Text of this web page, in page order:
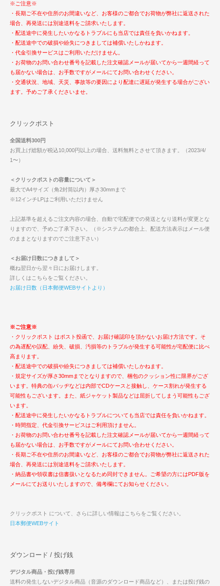
※ご注意※
・長期ご不在や住所のお間違いなど、お客様のご都合でお荷物が弊社に返送された
場合、再発送には別途送料をご請求いたします。
・配送途中に発生したいかなるトラブルにも当店では責任を負いかねます。
・配送途中での破損や紛失につきましては補償いたしかねます。
・代金引換サービスはご利用いただけません。
・お荷物のお問い合わせ番号を記載した注文確認メールが届いてから一週間経って
も届かない場合は、お手数ですがメールにてお問い合わせください。
・交通状況、地域、天災、事故等の要因により配達に遅延が発生する場合がござい
ます。予めご了承くださいませ。
クリックポスト
全国送料300円
お買上げ総額が税込10,000円以上の場合、送料無料とさせて頂きます。（2023/4/
1〜）
＜クリックポストの容量について＞
最大でA4サイズ（角2封筒以内）厚さ30mmまで
※12インチLPはご利用いただけません
上記基準を超えるご注文内容の場合、自動で宅配便での発送となり送料が変更とな
りますので、予めご了承下さい。（※システムの都合上、配送方法表示はメール便
のままとなりますのでご注意下さい）
＜お届け日数につきまして＞
概ね翌日から翌々日にお届けします。
詳しくはこちらをご覧ください。
お届け日数（日本郵便WEBサイトより）
※ご注意※
・クリックポスト はポスト投函で、お届け確認印を頂かないお届け方法です。そ
の為遅配や誤配、紛失、破損、汚損等のトラブルが発生する可能性が宅配便に比べ
高まります。
・配送途中での破損や紛失につきましては補償いたしかねます。
・規定サイズが厚さ30mmまでとなりますので、梱包のクッション性に限界がござ
います。特典の缶バッヂなどは内部でCDケースと接触し、ケース割れが発生する
可能性もございます。また、紙ジャケット製品などは屈折してしまう可能性もござ
います。
・配送途中に発生したいかなるトラブルについても当店では責任を負いかねます。
・時間指定、代金引換サービスはご利用頂けません。
・お荷物のお問い合わせ番号を記載した注文確認メールが届いてから一週間経って
も届かない場合は、お手数ですがメールにてお問い合わせください。
・長期ご不在や住所のお間違いなど、お客様のご都合でお荷物が弊社に返送された
場合、再発送には別途送料をご請求いたします。
・納品書や領収書は信書扱いとなるため同封できません。ご希望の方にはPDF版を
メールにてお送りいたしますので、備考欄にてお知らせください。
クリックポスト について、さらに詳しい情報はこちらをご覧ください。
日本郵便WEBサイト
ダウンロード / 投げ銭
デジタル商品・投げ銭専用
送料の発生しないデジタル商品（音源のダウンロード商品など）、または投げ銭の